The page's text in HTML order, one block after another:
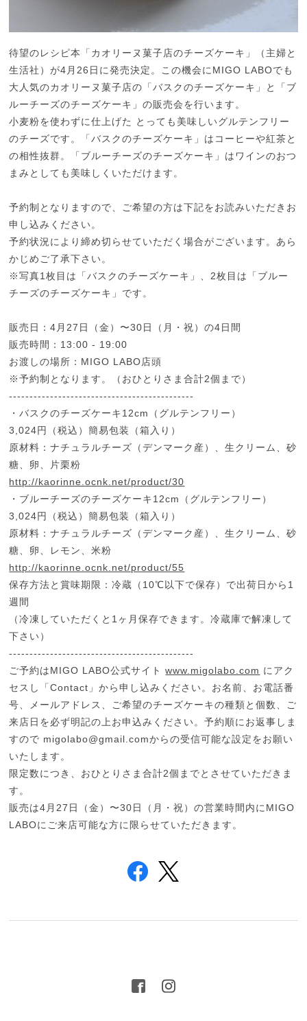
待望のレシピ本「カオリーヌ菓子店のチーズケーキ」（主婦と
生活社）が4月26日に発売決定。この機会にMIGO LABOでも
大人気のカオリーヌ菓子店の「バスクのチーズケーキ」と「ブ
ルーチーズのチーズケーキ」の販売会を行います。
小麦粉を使わずに仕上げた とっても美味しいグルテンフリー
のチーズです。「バスクのチーズケーキ」はコーヒーや紅茶と
の相性抜群。「ブルーチーズのチーズケーキ」はワインのおつ
まみとしても美味しくいただけます。
予約制となりますので、ご希望の方は下記をお読みいただきお
申し込みください。
予約状況により締め切らせていただく場合がございます。あら
かじめご了承下さい。
※写真1枚目は「バスクのチーズケーキ」、2枚目は「ブルー
チーズのチーズケーキ」です。
販売日：4月27日（金）〜30日（月・祝）の4日間
販売時間：13:00 - 19:00
お渡しの場所：MIGO LABO店頭
※予約制となります。（おひとりさま合計2個まで）
---------------------------------------------
・バスクのチーズケーキ12cm（グルテンフリー）
3,024円（税込）簡易包装（箱入り）
原材料：ナチュラルチーズ（デンマーク産）、生クリーム、砂
糖、卵、片栗粉
http://kaorinne.ocnk.net/product/30
・ブルーチーズのチーズケーキ12cm（グルテンフリー）
3,024円（税込）簡易包装（箱入り）
原材料：ナチュラルチーズ（デンマーク産）、生クリーム、砂
糖、卵、レモン、米粉
http://kaorinne.ocnk.net/product/55
保存方法と賞味期限：冷蔵（10℃以下で保存）で出荷日から1
週間
（冷凍していただくと1ヶ月保存できます。冷蔵庫で解凍して
下さい）
---------------------------------------------
ご予約はMIGO LABO公式サイトwww.migolabo.com にアク
セスし「Contact」から申し込みください。お名前、お電話番
号、メールアドレス、ご希望のチーズケーキの種類と個数、ご
来店日を必ず明記の上お申込みください。予約順にお返事しま
すので migolabo@gmail.comからの受信可能な設定をお願い
いたします。
限定数につき、おひとりさま合計2個までとさせていただきま
す。
販売は4月27日（金）〜30日（月・祝）の営業時間内にMIGO
LABOにご来店可能な方に限らせていただきます。